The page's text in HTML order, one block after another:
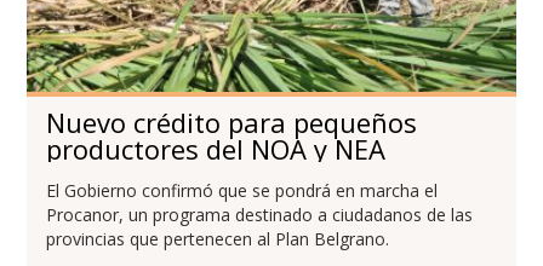
Nuevo crédito para pequeños
productores del NOA y NEA
El Gobierno confirmó que se pondrá en marcha el
Procanor, un programa destinado a ciudadanos de las
provincias que pertenecen al Plan Belgrano.